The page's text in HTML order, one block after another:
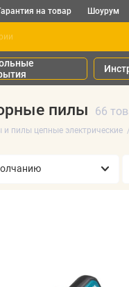
на товар Шоурум
пилы 66
и пилы цепные электрические